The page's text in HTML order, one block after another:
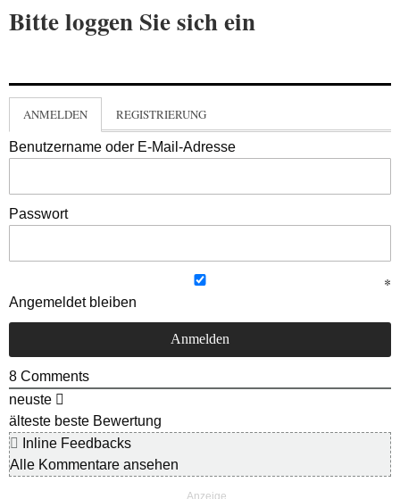
Bitte loggen Sie sich ein
ANMELDEN REGISTRIERUNG
Benutzername oder E-Mail-Adresse
Passwort
Angemeldet bleiben
8 Comments
neuste
älteste beste Bewertung
Inline Feedbacks
Alle Kommentare ansehen